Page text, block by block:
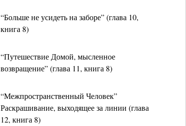
“Больше не усидеть на заборе” (глава 10,
книга 8)
“Путешествие Домой, мысленное
возвращение” (глава 11, книга 8)
“Межпространственный Человек”
Раскрашивание, выходящее за линии (глава
12, книга 8)